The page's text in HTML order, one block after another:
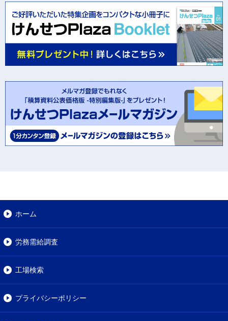
ホーム
労務需給調査
工場検索
プライバシーポリシー